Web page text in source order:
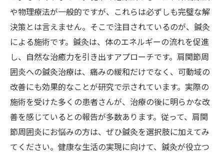
や物理療法が一般的ですが、これらは必ずしも完璧な解
決策とは言えません。そこで注目されているのが、鍼灸
による施術です。鍼灸は、体のエネルギーの流れを促進
し、自然な治癒力を引き出すアプローチです。肩関節周
囲炎への鍼灸治療は、痛みの緩和だけでなく、可動域の
改善にも効果的なことが研究で示されています。実際の
施術を受けた多くの患者さんが、治療の後に明らかな改
善を感じているとの報告が多数あります。従って、肩関
節周囲炎にお悩みの方は、ぜひ鍼灸を選択肢に加えてみ
てください。健康な生活の実現に向けて、鍼灸が役立つ